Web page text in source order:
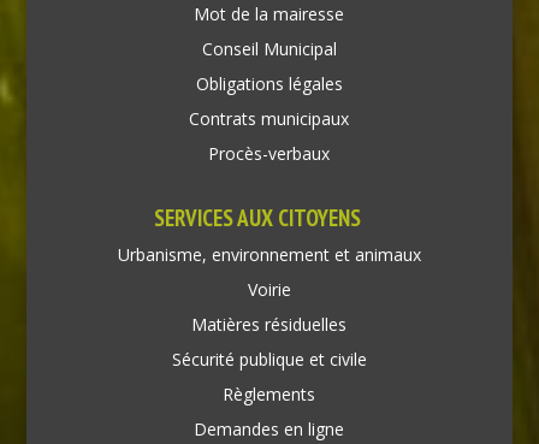
Mot de la mairesse
Conseil Municipal
Obligations légales
Contrats municipaux
Procès-verbaux
SERVICES AUX CITOYENS
Urbanisme, environnement et animaux
Voirie
Matières résiduelles
Sécurité publique et civile
Règlements
Demandes en ligne